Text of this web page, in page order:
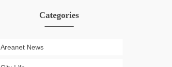
Categories
Areanet News